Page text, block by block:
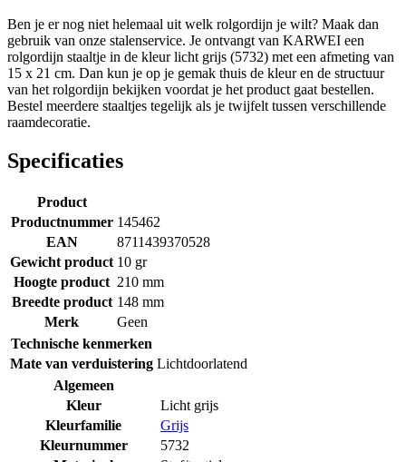
Ben je er nog niet helemaal uit welk rolgordijn je wilt? Maak dan
gebruik van onze stalenservice. Je ontvangt van KARWEI een
rolgordijn staaltje in de kleur licht grijs (5732) met een afmeting van
15 x 21 cm. Dan kun je op je gemak thuis de kleur en de structuur
van het rolgordijn bekijken voordat je het product gaat bestellen.
Bestel meerdere staaltjes tegelijk als je twijfelt tussen verschillende
raamdecoratie.
Specificaties
Product
Productnummer 145462
EAN
8711439370528
Gewicht product 10 gr
Hoogte product 210 mm
Breedte product 148 mm
Merk
Geen
Technische kenmerken
Mate van verduistering Lichtdoorlatend
Algemeen
Kleur
Licht grijs
Kleurfamilie
Grijs
Kleurnummer
5732